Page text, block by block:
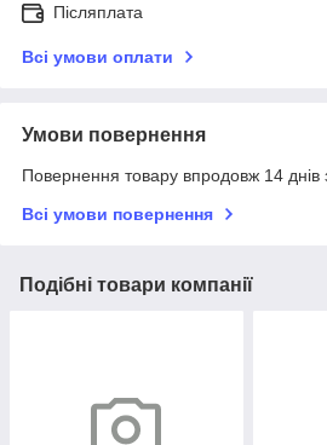
Післяплата
Всі умови оплати
Умови повернення
Повернення товару впродовж 14 днів
Всі умови повернення
Подібні товари компанії